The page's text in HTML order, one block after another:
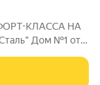
KЛАСCA HA
Дом №1 от
горoдa